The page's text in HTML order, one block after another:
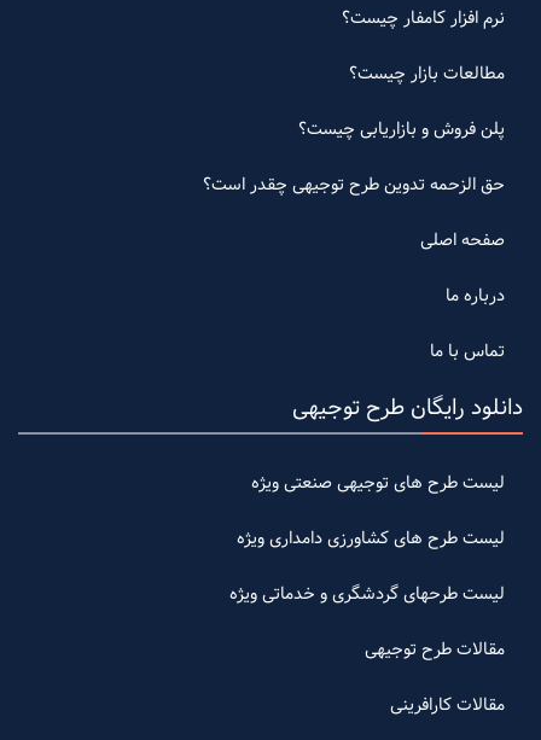
نرم افزار کامفار چیست؟
مطالعات بازار چیست؟
پلن فروش و بازاریابی چیست؟
حق الزحمه تدوین طرح توجیهی چقدر است؟
صفحه اصلی
درباره ما
تماس با ما
دانلود رایگان طرح توجیهی
لیست طرح های توجیهی صنعتی ویژه
لیست طرح های کشاورزی دامداری ویژه
لیست طرحهای گردشگری و خدماتی ویژه
مقالات طرح توجیهی
مقالات کارافرینی